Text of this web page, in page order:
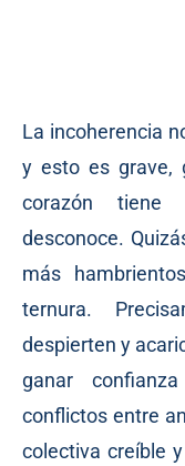
La incoherencia
y esto es grave,
corazón tiene
desconoce.
más
ternura.
despierten y
ganar
conflictos entre
colectiva creíble